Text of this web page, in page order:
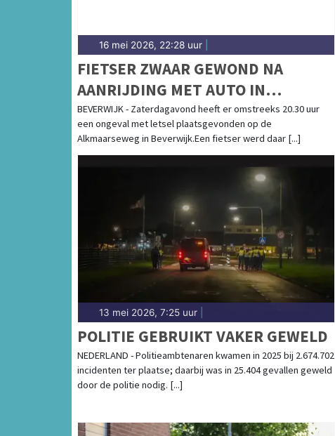
16 mei 2026, 22:28 uur
FIETSER ZWAAR GEWOND NA
AANRIJDING MET AUTO IN
BEVERWIJK
BEVERWIJK - Zaterdagavond heeft er omstreeks 20.30 uur
een ongeval met letsel plaatsgevonden op de
Alkmaarseweg in Beverwijk.Een fietser werd daar [...]
13 mei 2026, 7:25 uur
POLITIE GEBRUIKT VAKER GEWELD
NEDERLAND - Politieambtenaren kwamen in 2025 bij 2.674.702
incidenten ter plaatse; daarbij was in 25.404 gevallen geweld
door de politie nodig. [...]